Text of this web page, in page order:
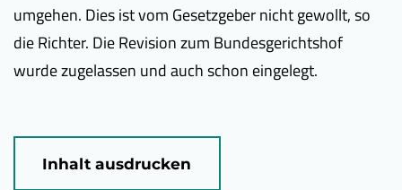
umgehen. Dies ist vom Gesetzgeber nicht gewollt, so
die Richter. Die Revision zum Bundesgerichtshof
wurde zugelassen und auch schon eingelegt.
Inhalt ausdrucken